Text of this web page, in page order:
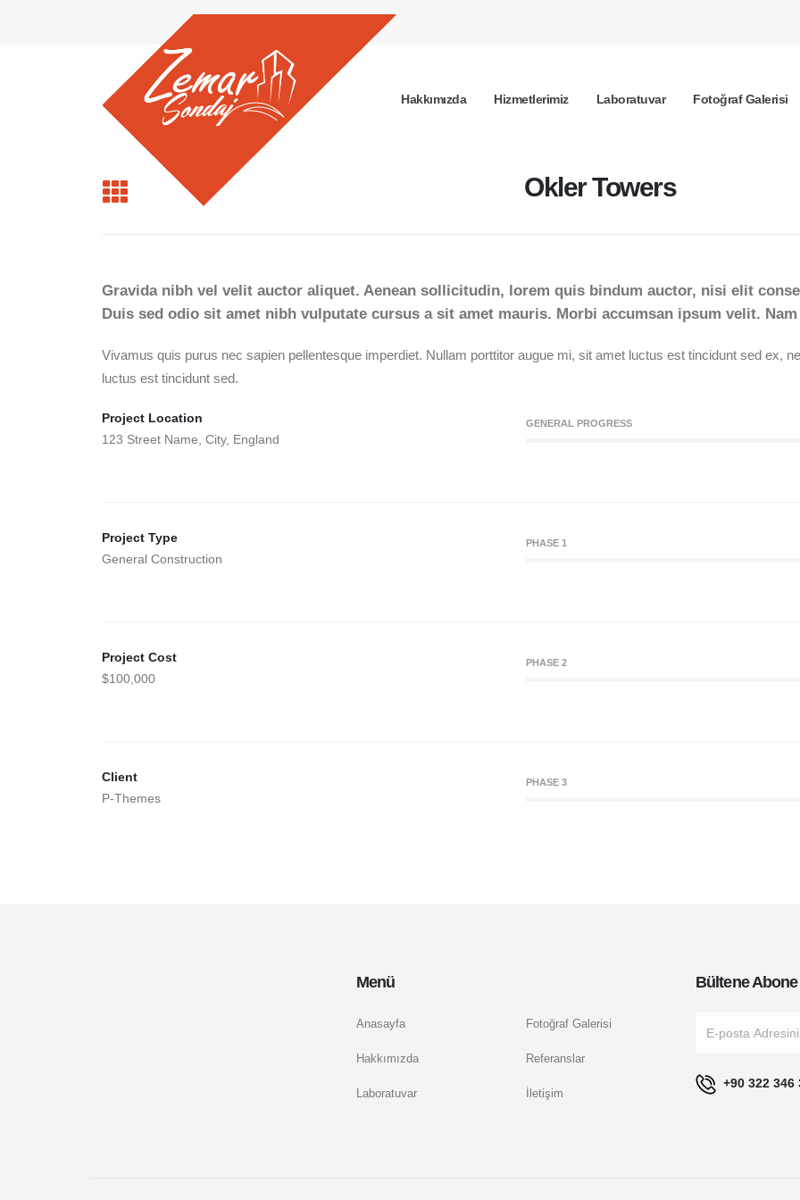
Hakkımızda Hizmetlerimiz Laboratuvar Fotoğraf Galerisi
Okler Towers
Gravida nibh vel velit auctor aliquet. Aenean sollicitudin, lorem quis bindum auctor, nisi elit
Duis sed odio sit amet nibh vulputate cursus a sit amet mauris. Morbi accumsan ipsum velit.
Vivamus quis purus nec sapien pellentesque imperdiet. Nullam porttitor augue mi, sit amet luctus est tincidunt sed ex,
luctus est tincidunt sed.
Project Location
123 Street Name, City, England
GENERAL PROGRESS
Project Type
General Construction
PHASE 1
Project Cost
$100,000
PHASE 2
Client
P-Themes
PHASE 3
Menü
Anasayfa
Hakkımızda
Laboratuvar
Fotoğraf Galerisi
Referanslar
İletişim
Bültene
+90 322 346